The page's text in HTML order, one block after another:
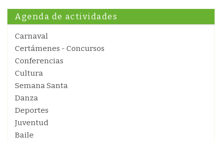
Agenda de actividades
Carnaval
Certámenes - Concursos
Conferencias
Cultura
Semana Santa
Danza
Deportes
Juventud
Baile